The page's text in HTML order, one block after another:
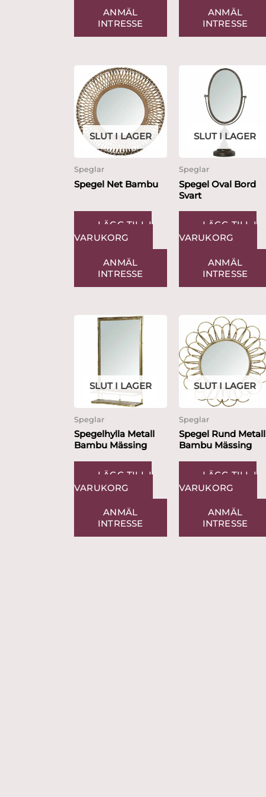
ANMÄL
INTRESSE
ANMÄL
INTRESSE
SLUT I LAGER
Speglar
Spegel Net Bambu
LÄGG TILL I
VARUKORG
ANMÄL
INTRESSE
SLUT I LAGER
Speglar
Spegel Oval Bord
Svart
LÄGG TILL I
VARUKORG
ANMÄL
INTRESSE
SLUT I LAGER
Speglar
Spegelhylla Metall
Bambu Mässing
LÄGG TILL I
VARUKORG
ANMÄL
INTRESSE
SLUT I LAGER
Speglar
Spegel Rund Metall
Bambu Mässing
LÄGG TILL I
VARUKORG
ANMÄL
INTRESSE